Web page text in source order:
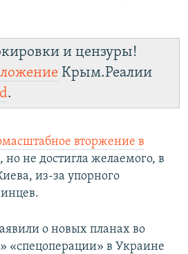
и цензуры!
Крым.Реалии
.
вторжение в
но не достигла желаемого, в
из-за упорного
о новых планах во
«спецоперации» в Украине